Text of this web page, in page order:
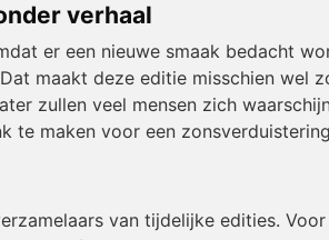
verhaal
er een nieuwe smaak bedacht
maakt deze editie misschien wel
zullen veel mensen zich
te maken voor een
van tijdelijke edities.